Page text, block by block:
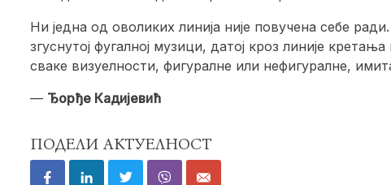
Ни једна од оволиких линија није повучена себе
згуснутој фугалној музици, датој кроз линије
сваке визуелности, фигуралне или нефигуралне,
— Ђорђе Кадијевић
ПОДЕЛИ АКТУЕЛНОСТ